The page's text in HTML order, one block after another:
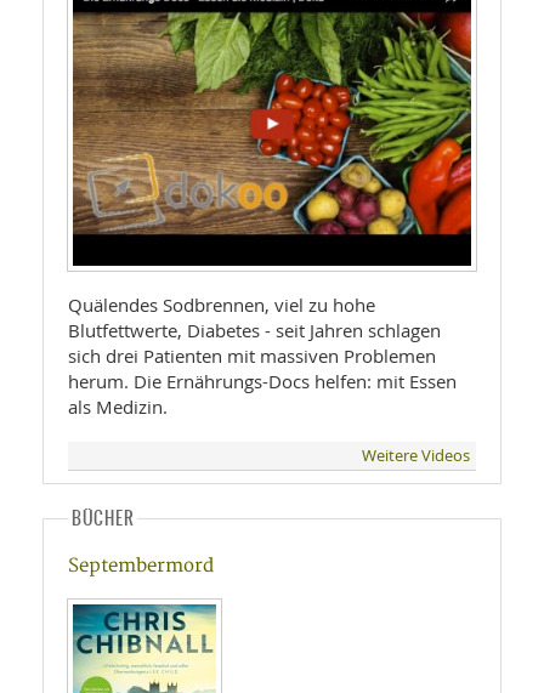
Quälendes Sodbrennen, viel zu hohe
Blutfettwerte, Diabetes - seit Jahren schlagen
sich drei Patienten mit massiven Problemen
herum. Die Ernährungs-Docs helfen: mit Essen
als Medizin.
Weitere Videos
BÜCHER
Septembermord